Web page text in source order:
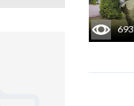
693